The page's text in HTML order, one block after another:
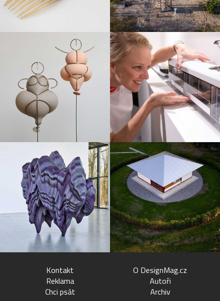
Kontakt
Reklama
Chci psát
O DesignMag.cz
Autoři
Archiv